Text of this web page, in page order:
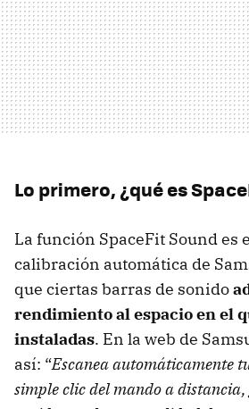
Lo primero, ¿qué es
La función SpaceFit Sound es
calibración automática de
que ciertas barras de sonido
rendimiento al espacio en el
instaladas. En la web de
así: “Escanea automáticamente
simple clic del mando a